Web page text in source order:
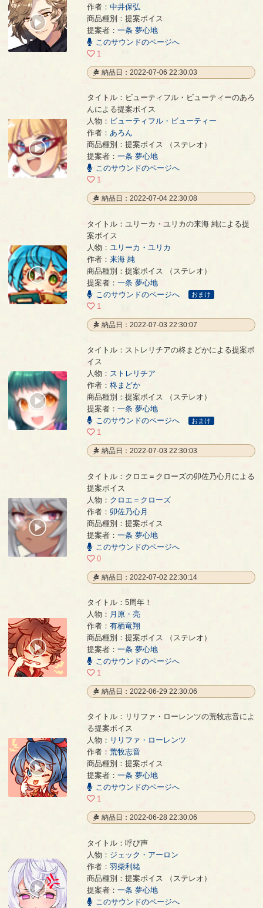
ギルオス・ホリスの中井保弘による提案ボイス
作者： 中井保弘
商品種別：提案ボイス
提案者： 一条 夢心地
このサウンドのページへ
1
納品日：2022-07-06 22:30:03
ビューティフル・ビューティーのあろんによる提案ボイス
00:04
タイトル：ビューティフル・ビューティーのあろ
んによる提案ボイス
人物： ビューティフル・ビューティー
作者： あろん
商品種別：提案ボイス （ステレオ）
提案者： 一条 夢心地
このサウンドのページへ
1
納品日：2022-07-04 22:30:08
ユリーカ・ユリカの来海 純による提案ボイス
タイトル：ユリーカ・ユリカの来海 純による提
案ボイス
人物： ユリーカ・ユリカ
作者： 来海 純
商品種別：提案ボイス （ステレオ）
提案者： 一条 夢心地
このサウンドのページへ
おまけ
1
納品日：2022-07-03 22:30:07
ストレリチアの柊まどかによる提案ボイス
タイトル：ストレリチアの柊まどかによる提案ボ
イス
人物： ストレリチア
作者： 柊まどか
商品種別：提案ボイス （ステレオ）
提案者： 一条 夢心地
このサウンドのページへ
おまけ
1
納品日：2022-07-03 22:30:03
クロエ＝クローズの卯佐乃心月による提案ボイス
タイトル：クロエ＝クローズの卯佐乃心月による
提案ボイス
人物： クロエ＝クローズ
作者： 卯佐乃心月
商品種別：提案ボイス
提案者： 一条 夢心地
このサウンドのページへ
0
納品日：2022-07-02 22:30:14
- 有栖竜翔
00:00
00:04
タイトル：5周年！
人物： 月原・亮
作者： 有栖竜翔
商品種別：提案ボイス （ステレオ）
提案者： 一条 夢心地
このサウンドのページへ
1
納品日：2022-06-29 22:30:06
リリファ・ローレンツの荒牧志音による提案ボイス
タイトル：リリファ・ローレンツの荒牧志音によ
る提案ボイス
人物： リリファ・ローレンツ
作者： 荒牧志音
商品種別：提案ボイス
提案者： 一条 夢心地
このサウンドのページへ
1
納品日：2022-06-28 22:30:06
- 羽柴利緒
00:00
00:04
タイトル：呼び声
人物： ジェック・アーロン
作者： 羽柴利緒
商品種別：提案ボイス （ステレオ）
提案者： 一条 夢心地
このサウンドのページへ